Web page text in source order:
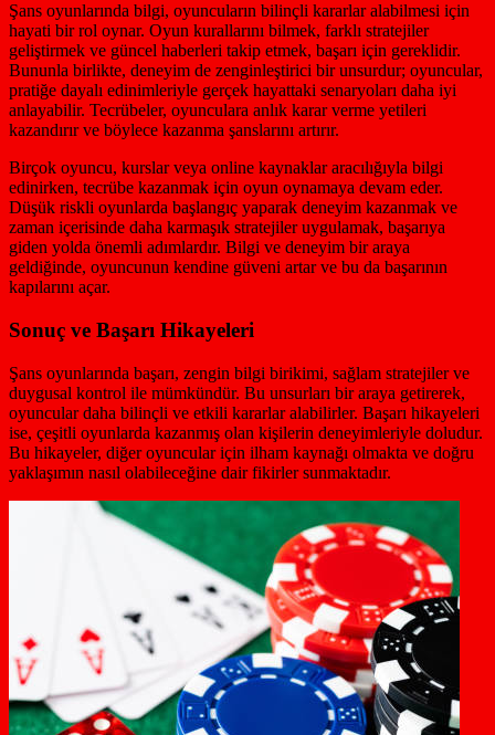
Şans oyunlarında bilgi, oyuncuların bilinçli kararlar alabilmesi için
hayati bir rol oynar. Oyun kurallarını bilmek, farklı stratejiler
geliştirmek ve güncel haberleri takip etmek, başarı için gereklidir.
Bununla birlikte, deneyim de zenginleştirici bir unsurdur; oyuncular,
pratiğe dayalı edinimleriyle gerçek hayattaki senaryoları daha iyi
anlayabilir. Tecrübeler, oyunculara anlık karar verme yetileri
kazandırır ve böylece kazanma şanslarını artırır.
Birçok oyuncu, kurslar veya online kaynaklar aracılığıyla bilgi
edinirken, tecrübe kazanmak için oyun oynamaya devam eder.
Düşük riskli oyunlarda başlangıç yaparak deneyim kazanmak ve
zaman içerisinde daha karmaşık stratejiler uygulamak, başarıya
giden yolda önemli adımlardır. Bilgi ve deneyim bir araya
geldiğinde, oyuncunun kendine güveni artar ve bu da başarının
kapılarını açar.
Sonuç ve Başarı Hikayeleri
Şans oyunlarında başarı, zengin bilgi birikimi, sağlam stratejiler ve
duygusal kontrol ile mümkündür. Bu unsurları bir araya getirerek,
oyuncular daha bilinçli ve etkili kararlar alabilirler. Başarı hikayeleri
ise, çeşitli oyunlarda kazanmış olan kişilerin deneyimleriyle doludur.
Bu hikayeler, diğer oyuncular için ilham kaynağı olmakta ve doğru
yaklaşımın nasıl olabileceğine dair fikirler sunmaktadır.